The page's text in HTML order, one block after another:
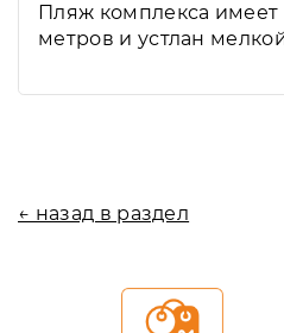
Пляж комплекса имеет
метров и устлан
← назад в раздел